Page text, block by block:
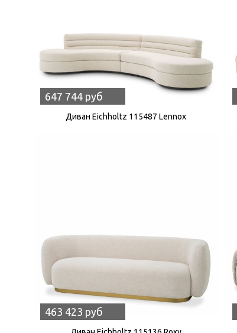
647 744 руб
Диван Eichholtz 115487 Lennox
463 423 руб